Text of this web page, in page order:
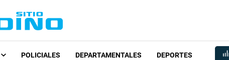
POLICIALES DEPARTAMENTALES DEPORTES